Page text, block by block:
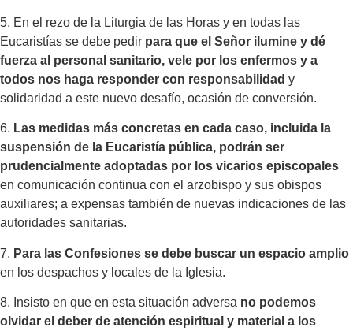
5. En el rezo de la Liturgia de las Horas y en todas las
Eucaristías se debe pedir para que el Señor ilumine y dé
fuerza al personal sanitario, vele por los enfermos y a
todos nos haga responder con responsabilidad y
solidaridad a este nuevo desafío, ocasión de conversión.
6. Las medidas más concretas en cada caso, incluida la
suspensión de la Eucaristía pública, podrán ser
prudencialmente adoptadas por los vicarios episcopales
en comunicación continua con el arzobispo y sus obispos
auxiliares; a expensas también de nuevas indicaciones de las
autoridades sanitarias.
7. Para las Confesiones se debe buscar un espacio amplio
en los despachos y locales de la Iglesia.
8. Insisto en que en esta situación adversa no podemos
olvidar el deber de atención espiritual y material a los